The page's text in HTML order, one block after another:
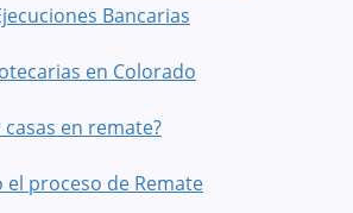
Bancarias
en Colorado
en remate?
proceso de Remate